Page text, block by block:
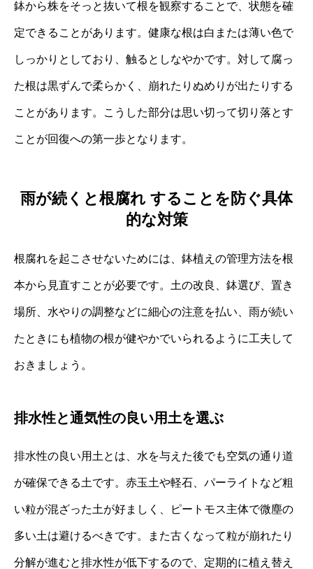
鉢から株をそっと抜いて根を観察することで、状態を確
定できることがあります。健康な根は白または薄い色で
しっかりとしており、触るとしなやかです。対して腐っ
た根は黒ずんで柔らかく、崩れたりぬめりが出たりする
ことがあります。こうした部分は思い切って切り落とす
ことが回復への第一歩となります。
雨が続くと根腐れ することを防ぐ具体
的な対策
根腐れを起こさせないためには、鉢植えの管理方法を根
本から見直すことが必要です。土の改良、鉢選び、置き
場所、水やりの調整などに細心の注意を払い、雨が続い
たときにも植物の根が健やかでいられるように工夫して
おきましょう。
排水性と通気性の良い用土を選ぶ
排水性の良い用土とは、水を与えた後でも空気の通り道
が確保できる土です。赤玉土や軽石、パーライトなど粗
い粒が混ざった土が好ましく、ピートモス主体で微塵の
多い土は避けるべきです。また古くなって粒が崩れたり
分解が進むと排水性が低下するので、定期的に植え替え